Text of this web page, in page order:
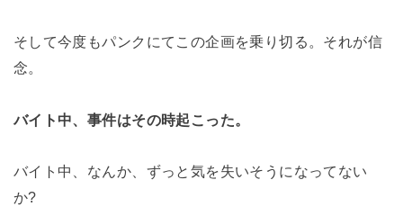
そして今度もパンクにてこの企画を乗り切る。それが信
念。
バイト中、事件はその時起こった。
バイト中、なんか、ずっと気を失いそうになってない
か?